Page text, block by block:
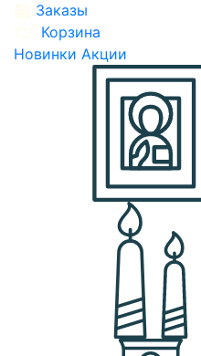
Заказы
Корзина
Новинки Акции